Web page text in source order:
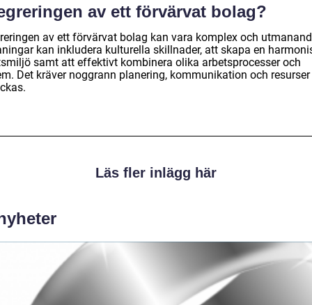
av ett förvärvat bolag?
av ett förvärvat bolag kan vara komplex och
kan inkludera kulturella skillnader, att skapa en
samt att effektivt kombinera olika arbetsprocesser och
Det kräver noggrann planering, kommunikation och
Läs fler inlägg här